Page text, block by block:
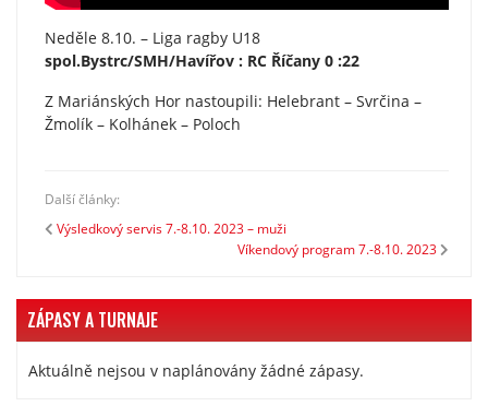
Neděle 8.10. – Liga ragby U18
spol.Bystrc/SMH/Havířov : RC Říčany 0 :22
Z Mariánských Hor nastoupili: Helebrant – Svrčina –
Žmolík – Kolhánek – Poloch
Další články:
Výsledkový servis 7.-8.10. 2023 – muži
Víkendový program 7.-8.10. 2023
ZÁPASY A TURNAJE
Aktuálně nejsou v naplánovány žádné zápasy.